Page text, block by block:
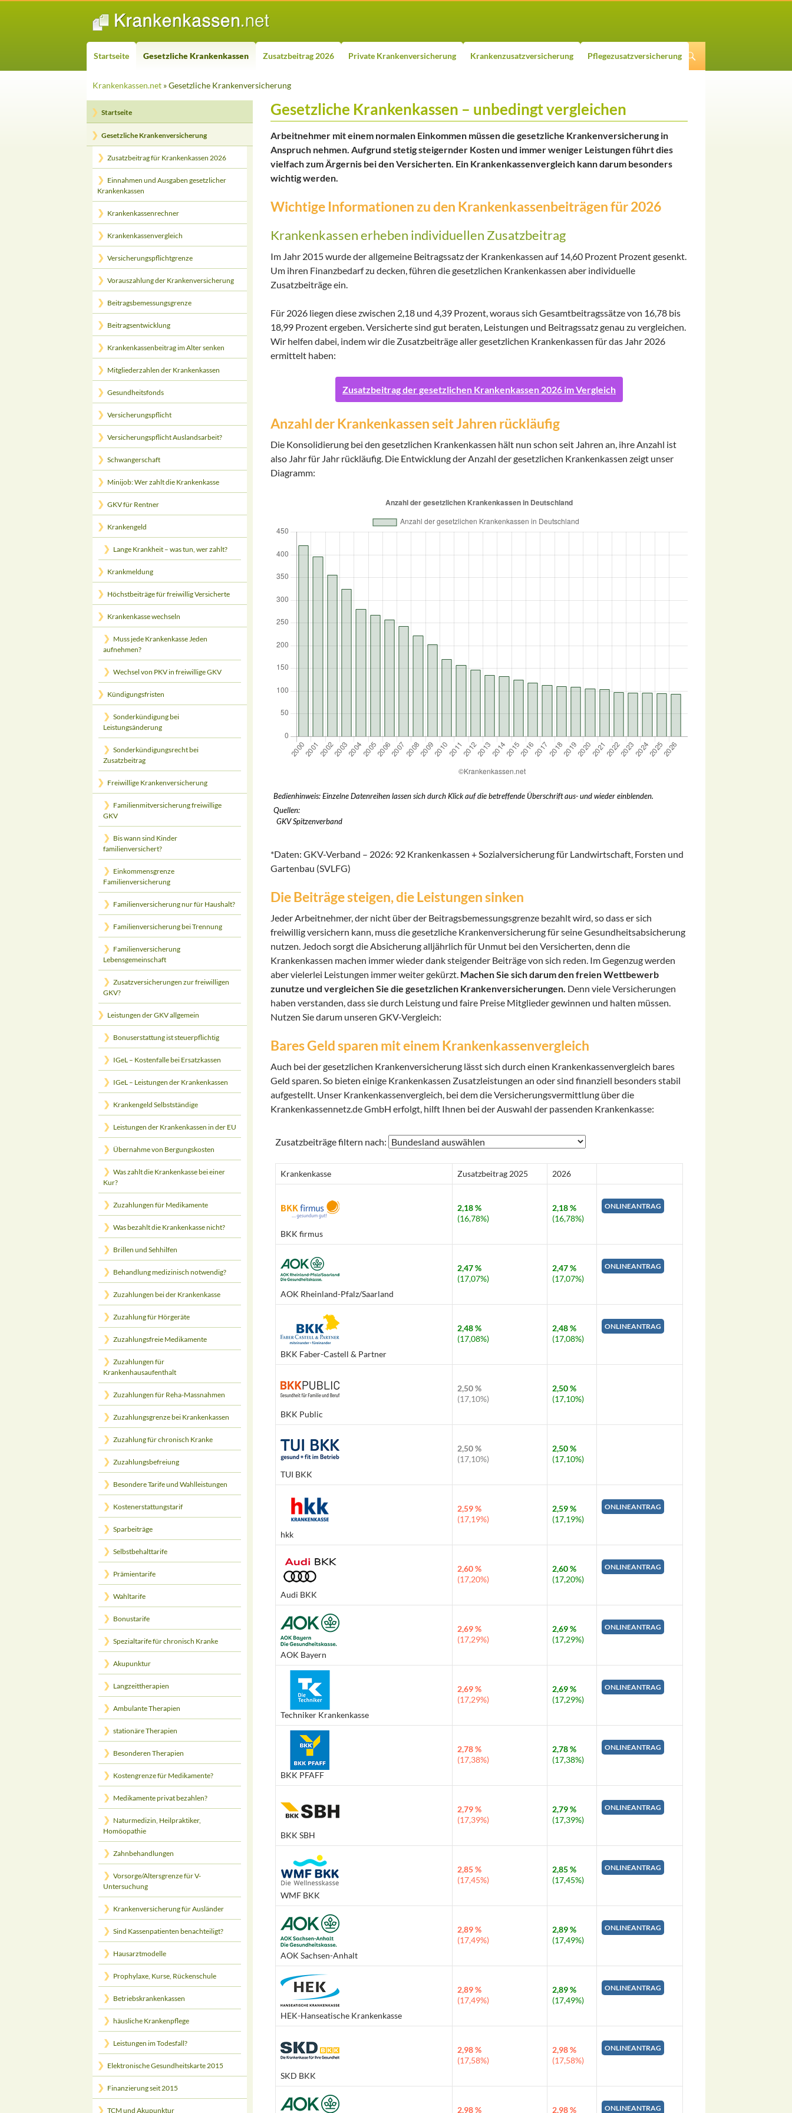
ZUM INHALT SPRINGEN
Startseite Gesetzliche Krankenkassen Zusatzbeitrag 2026 Private Krankenversicherung Krankenzusatzversicherung Pflegezusatzversicherung
Krankenkassen.net » Gesetzliche Krankenversicherung
Gesetzliche Krankenkassen – unbedingt vergleichen
Arbeitnehmer mit einem normalen Einkommen müssen die gesetzliche Krankenversicherung in
Anspruch nehmen. Aufgrund stetig steigernder Kosten und immer weniger Leistungen führt dies
vielfach zum Ärgernis bei den Versicherten. Ein Krankenkassenvergleich kann darum besonders
wichtig werden.
Wichtige Informationen zu den Krankenkassenbeiträgen für 2026
Krankenkassen erheben individuellen Zusatzbeitrag
Im Jahr 2015 wurde der allgemeine Beitragssatz der Krankenkassen auf 14,60 Prozent Prozent gesenkt.
Um ihren Finanzbedarf zu decken, führen die gesetzlichen Krankenkassen aber individuelle
Zusatzbeiträge ein.
Für 2026 liegen diese zwischen 2,18 und 4,39 Prozent, woraus sich Gesamtbeitragssätze von 16,78 bis
18,99 Prozent ergeben. Versicherte sind gut beraten, Leistungen und Beitragssatz genau zu vergleichen.
Wir helfen dabei, indem wir die Zusatzbeiträge aller gesetzlichen Krankenkassen für das Jahr 2026
ermittelt haben:
Zusatzbeitrag der gesetzlichen Krankenkassen 2026 im Vergleich
Anzahl der Krankenkassen seit Jahren rückläufig
Die Konsolidierung bei den gesetzlichen Krankenkassen hält nun schon seit Jahren an, ihre Anzahl ist
also Jahr für Jahr rückläufig. Die Entwicklung der Anzahl der gesetzlichen Krankenkassen zeigt unser
Diagramm:
Bedienhinweis: Einzelne Datenreihen lassen sich durch Klick auf die betreffende Überschrift aus- und wieder einblenden.
Quellen:
GKV Spitzenverband
*Daten: GKV-Verband – 2026: 92 Krankenkassen + Sozialversicherung für Landwirtschaft, Forsten und
Gartenbau (SVLFG)
Die Beiträge steigen, die Leistungen sinken
Jeder Arbeitnehmer, der nicht über der Beitragsbemessungsgrenze bezahlt wird, so dass er sich
freiwillig versichern kann, muss die gesetzliche Krankenversicherung für seine Gesundheitsabsicherung
nutzen. Jedoch sorgt die Absicherung alljährlich für Unmut bei den Versicherten, denn die
Krankenkassen machen immer wieder dank steigender Beiträge von sich reden. Im Gegenzug werden
aber vielerlei Leistungen immer weiter gekürzt. Machen Sie sich darum den freien Wettbewerb
zunutze und vergleichen Sie die gesetzlichen Krankenversicherungen. Denn viele Versicherungen
haben verstanden, dass sie durch Leistung und faire Preise Mitglieder gewinnen und halten müssen.
Nutzen Sie darum unseren GKV-Vergleich:
Bares Geld sparen mit einem Krankenkassenvergleich
Auch bei der gesetzlichen Krankenversicherung lässt sich durch einen Krankenkassenvergleich bares
Geld sparen. So bieten einige Krankenkassen Zusatzleistungen an oder sind finanziell besonders stabil
aufgestellt. Unser Krankenkassenvergleich, bei dem die Versicherungsvermittlung über die
Krankenkassennetz.de GmbH erfolgt, hilft Ihnen bei der Auswahl der passenden Krankenkasse:
Zusatzbeiträge filtern nach:
Krankenkasse Zusatzbeitrag 2025 2026
BKK firmus
2,18 %
(16,78%)
2,18 %
(16,78%)
ONLINEANTRAG
AOK Rheinland-Pfalz/Saarland
2,47 %
(17,07%)
2,47 %
(17,07%)
ONLINEANTRAG
BKK Faber-Castell & Partner
2,48 %
(17,08%)
2,48 %
(17,08%)
ONLINEANTRAG
BKK Public
2,50 %
(17,10%)
2,50 %
(17,10%)
TUI BKK
2,50 %
(17,10%)
2,50 %
(17,10%)
hkk
2,59 %
(17,19%)
2,59 %
(17,19%)
ONLINEANTRAG
Audi BKK
2,60 %
(17,20%)
2,60 %
(17,20%)
ONLINEANTRAG
AOK Bayern
2,69 %
(17,29%)
2,69 %
(17,29%)
ONLINEANTRAG
Techniker Krankenkasse
2,69 %
(17,29%)
2,69 %
(17,29%)
ONLINEANTRAG
BKK PFAFF
2,78 %
(17,38%)
2,78 %
(17,38%)
ONLINEANTRAG
BKK SBH
2,79 %
(17,39%)
2,79 %
(17,39%)
ONLINEANTRAG
WMF BKK
2,85 %
(17,45%)
2,85 %
(17,45%)
ONLINEANTRAG
AOK Sachsen-Anhalt
2,89 %
(17,49%)
2,89 %
(17,49%)
ONLINEANTRAG
HEK-Hanseatische Krankenkasse
2,89 %
(17,49%)
2,89 %
(17,49%)
ONLINEANTRAG
SKD BKK
2,98 %
(17,58%)
2,98 %
(17,58%)
ONLINEANTRAG
2,98 % 2,98 % ONLINEANTRAG
Startseite
Gesetzliche Krankenversicherung
Zusatzbeitrag für Krankenkassen 2026
Einnahmen und Ausgaben gesetzlicher
Krankenkassen
Krankenkassenrechner
Krankenkassenvergleich
Versicherungspflichtgrenze
Vorauszahlung der Krankenversicherung
Beitragsbemessungsgrenze
Beitragsentwicklung
Krankenkassenbeitrag im Alter senken
Mitgliederzahlen der Krankenkassen
Gesundheitsfonds
Versicherungspflicht
Versicherungspflicht Auslandsarbeit?
Schwangerschaft
Minijob: Wer zahlt die Krankenkasse
GKV für Rentner
Krankengeld
Lange Krankheit – was tun, wer zahlt?
Krankmeldung
Höchstbeiträge für freiwillig Versicherte
Krankenkasse wechseln
Muss jede Krankenkasse Jeden
aufnehmen?
Wechsel von PKV in freiwillige GKV
Kündigungsfristen
Sonderkündigung bei
Leistungsänderung
Sonderkündigungsrecht bei
Zusatzbeitrag
Freiwillige Krankenversicherung
Familienmitversicherung freiwillige
GKV
Bis wann sind Kinder
familienversichert?
Einkommensgrenze
Familienversicherung
Familienversicherung nur für Haushalt?
Familienversicherung bei Trennung
Familienversicherung
Lebensgemeinschaft
Zusatzversicherungen zur freiwilligen
GKV?
Leistungen der GKV allgemein
Bonuserstattung ist steuerpflichtig
IGeL – Kostenfalle bei Ersatzkassen
IGeL – Leistungen der Krankenkassen
Krankengeld Selbstständige
Leistungen der Krankenkassen in der EU
Übernahme von Bergungskosten
Was zahlt die Krankenkasse bei einer
Kur?
Zuzahlungen für Medikamente
Was bezahlt die Krankenkasse nicht?
Brillen und Sehhilfen
Behandlung medizinisch notwendig?
Zuzahlungen bei der Krankenkasse
Zuzahlung für Hörgeräte
Zuzahlungsfreie Medikamente
Zuzahlungen für
Krankenhausaufenthalt
Zuzahlungen für Reha-Massnahmen
Zuzahlungsgrenze bei Krankenkassen
Zuzahlung für chronisch Kranke
Zuzahlungsbefreiung
Besondere Tarife und Wahlleistungen
Kostenerstattungstarif
Sparbeiträge
Selbstbehalttarife
Prämientarife
Wahltarife
Bonustarife
Spezialtarife für chronisch Kranke
Akupunktur
Langzeittherapien
Ambulante Therapien
stationäre Therapien
Besonderen Therapien
Kostengrenze für Medikamente?
Medikamente privat bezahlen?
Naturmedizin, Heilpraktiker,
Homöopathie
Zahnbehandlungen
Vorsorge/Altersgrenze für V-
Untersuchung
Krankenversicherung für Ausländer
Sind Kassenpatienten benachteiligt?
Hausarztmodelle
Prophylaxe, Kurse, Rückenschule
Betriebskrankenkassen
häusliche Krankenpflege
Leistungen im Todesfall?
Elektronische Gesundheitskarte 2015
Finanzierung seit 2015
TCM und Akupunktur